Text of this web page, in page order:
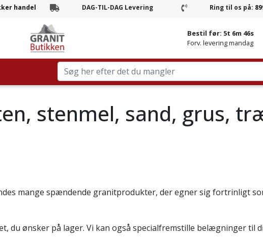
stenmel, sand, grus,
mange spændende granitprodukter, der egner sig fortrinligt
du ønsker på lager. Vi kan også specialfremstille belægninger til
handel Branchens hurtigste levering
DAG-TIL-DAG Levering Ring til Granitbutikken
Ring til os på:
Bestil før: 5t 6m 46s
Forv. levering mandag